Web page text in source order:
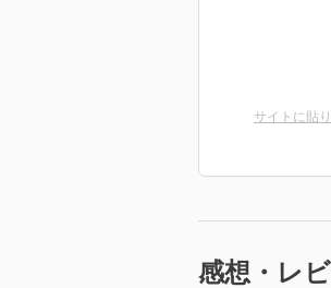
サイトに貼
感想・レ